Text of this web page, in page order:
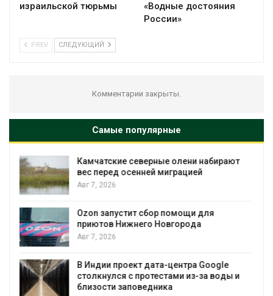
израильской тюрьмы
«Водные достояния
России»
PREV СЛЕДУЮЩИЙ
Комментарии закрыты.
Самые популярные
Тайфун, засуха и пожары: сразу
несколько регионов столкнулись с
экстремальными природными
Авг 7, 2026
Солнечные панели над каналами
позволяют одновременно
воду
Авг 7, 2026